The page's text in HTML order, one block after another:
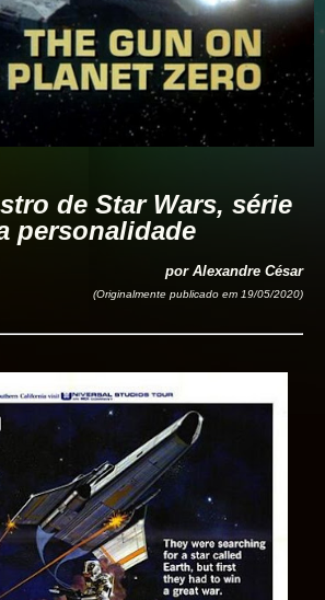
de Star Wars, série
personalidade
por Alexandre César
(Originalmente publicado em 19/05/2020)